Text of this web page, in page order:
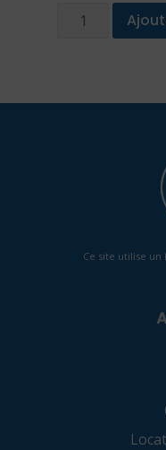
quantité
visite
Ce site utilise